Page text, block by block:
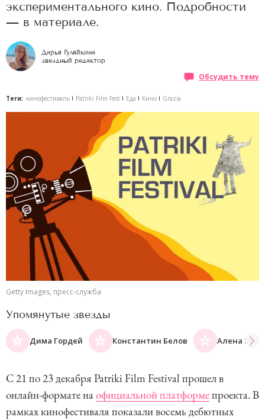
экспериментального кино. Подробности
— в материале.
Дарья Гуляйкина
звездный редактор
Обсудить тему
Теги: кинофестиваль Patriki Film Fest Еда Кино Grazia
Getty Images, пресс-служба
Упомянутые звезды
Дима Гордей Константин Белов Алена
С 21 по 23 декабря Patriki Film Festival прошел в
онлайн-формате наофициальной платформепроекта. В
рамках кинофестиваля показали восемь дебютных